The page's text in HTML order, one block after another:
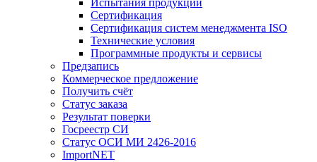
Испытания продукции
Сертификация
Сертификация систем менеджмента ISO
Технические условия
Программные продукты и сервисы
Предзапись
Коммерческое предложение
Получить счёт
Статус заказа
Результат поверки
Госреестр СИ
Статус ОСИ МИ 2426-2016
ImportNET